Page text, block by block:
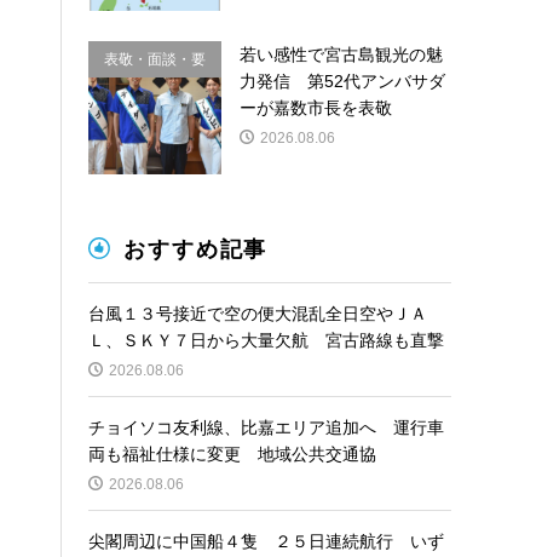
表敬・面談・要
請
若い感性で宮古島観光の魅
力発信 第52代アンバサダ
ーが嘉数市長を表敬
2026.08.06
おすすめ記事
台風１３号接近で空の便大混乱全日空やＪＡ
Ｌ、ＳＫＹ７日から大量欠航 宮古路線も直撃
2026.08.06
チョイソコ友利線、比嘉エリア追加へ 運行車
両も福祉仕様に変更 地域公共交通協
2026.08.06
尖閣周辺に中国船４隻 ２５日連続航行 いず